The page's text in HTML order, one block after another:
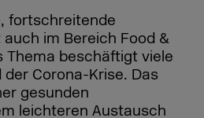
fortschreitende
im Bereich Food &
Thema beschäftigt viele
Corona-Krise. Das
gesunden
leichteren Austausch